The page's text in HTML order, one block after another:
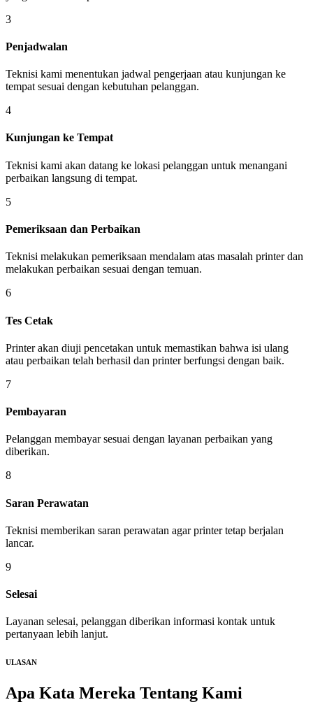
3
Penjadwalan
Teknisi kami menentukan jadwal pengerjaan atau kunjungan ke
tempat sesuai dengan kebutuhan pelanggan.
4
Kunjungan ke Tempat
Teknisi kami akan datang ke lokasi pelanggan untuk menangani
perbaikan langsung di tempat.
5
Pemeriksaan dan Perbaikan
Teknisi melakukan pemeriksaan mendalam atas masalah printer dan
melakukan perbaikan sesuai dengan temuan.
6
Tes Cetak
Printer akan diuji pencetakan untuk memastikan bahwa isi ulang
atau perbaikan telah berhasil dan printer berfungsi dengan baik.
7
Pembayaran
Pelanggan membayar sesuai dengan layanan perbaikan yang
diberikan.
8
Saran Perawatan
Teknisi memberikan saran perawatan agar printer tetap berjalan
lancar.
9
Selesai
Layanan selesai, pelanggan diberikan informasi kontak untuk
pertanyaan lebih lanjut.
ULASAN
Apa Kata Mereka Tentang Kami